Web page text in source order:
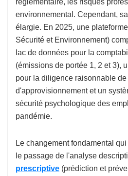
environnemental. Cependant,
élargie. En 2025, une
Sécurité et Environnement)
lac de données pour la
(émissions de portée 1, 2 et 3),
pour la diligence raisonnable
d'approvisionnement et un
sécurité psychologique des
pandémie.
Le changement fondamental
le passage de l'analyse
prescriptive (prédiction et